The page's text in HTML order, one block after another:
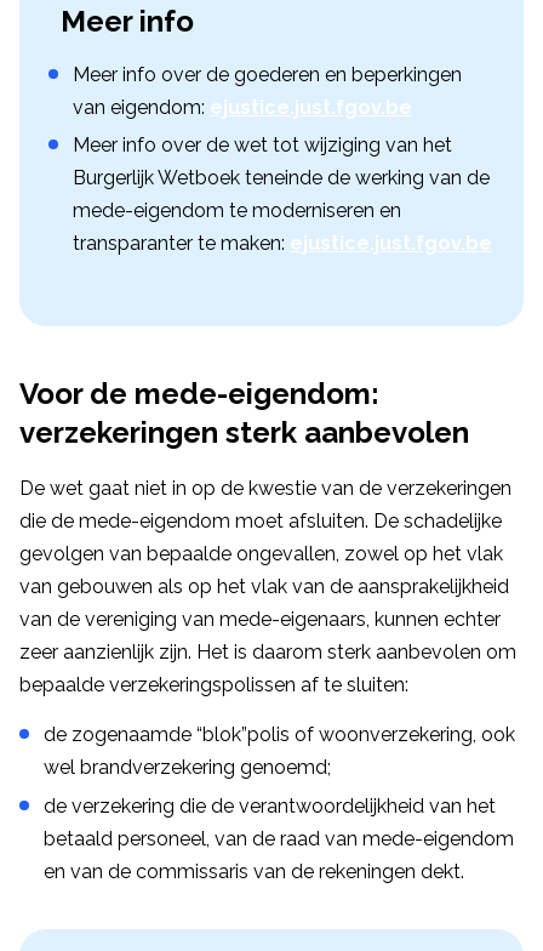
Meer info
Meer info over de goederen en beperkingen
van eigendom: ejustice.just.fgov.be
Meer info over de wet tot wijziging van het
Burgerlijk Wetboek teneinde de werking van de
mede-eigendom te moderniseren en
transparanter te maken: ejustice.just.fgov.be
Voor de mede-eigendom:
verzekeringen sterk aanbevolen
De wet gaat niet in op de kwestie van de verzekeringen
die de mede-eigendom moet afsluiten. De schadelijke
gevolgen van bepaalde ongevallen, zowel op het vlak
van gebouwen als op het vlak van de aansprakelijkheid
van de vereniging van mede-eigenaars, kunnen echter
zeer aanzienlijk zijn. Het is daarom sterk aanbevolen om
bepaalde verzekeringspolissen af te sluiten:
de zogenaamde “blok”polis of woonverzekering, ook
wel brandverzekering genoemd;
de verzekering die de verantwoordelijkheid van het
betaald personeel, van de raad van mede-eigendom
en van de commissaris van de rekeningen dekt.